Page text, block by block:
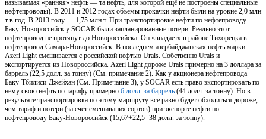
называемая «ранняя» нефть — та нефть, для которой ещё не построены специальные
нефтепроводы). В 2011 и 2012 годах объёмы прокачки нефти были на уровне 2,0 млн
т в год. В 2013 году — 1,75 млн т. При транспортировке нефти по нефтепроводу
Баку-Новороссийск у SOCAR были запланированные потери. Реально этот
нефтепровод не протянут до Новороссийска. Он «впадает» в районе Тихорецка в
нефтепровод Самара-Новороссийск. В последнем азербайджанская нефть марки
Azeri Light смешивается с российской нефтью Urals. Собственно Urals и
экспортируется из Новороссийска. Azeri Light дороже Urals примерно на 3 доллара за
баррель (22,5 долл. за тонну) (См. примечание 2). Как у акционера нефтепровода
Баку-Тбилиси-Джейхан (См. Примечание 3), у SOCAR есть право экспортировать по
нему свою нефть по тарифу примерно 6 долл. за баррель (44 долл. за тонну). Но в
результате транспортировка по этому маршруту все равно будет обходиться дороже,
чем тариф и потери (за счет смешивания сортов) при экспорте нефти по
нефтепроводу Баку-Новороссийск (15,67+22,5=38 долл. за тонну).